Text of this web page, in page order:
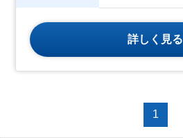
詳しく見る
1